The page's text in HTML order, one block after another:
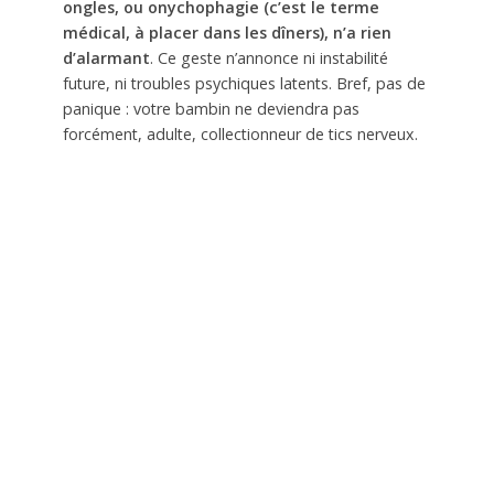
ongles, ou onychophagie (c’est le terme
médical, à placer dans les dîners), n’a rien
d’alarmant. Ce geste n’annonce ni instabilité
future, ni troubles psychiques latents. Bref, pas de
panique : votre bambin ne deviendra pas
forcément, adulte, collectionneur de tics nerveux.